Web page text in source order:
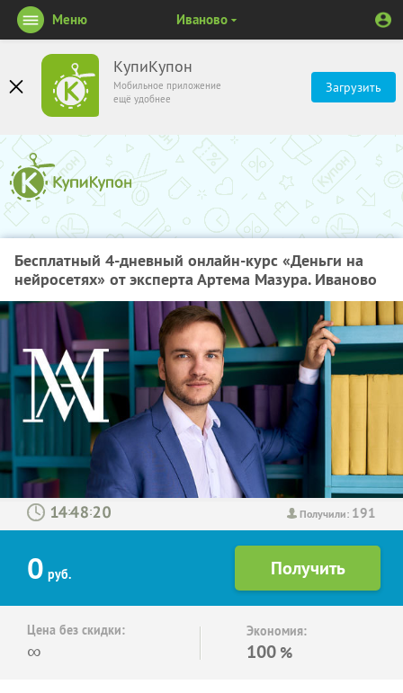
КупиКупон
Мобильное приложение
ещё удобнее
Загрузить
Меню Иваново
Бесплатный 4-дневный онлайн-курс «Деньги на
нейросетях» от эксперта Артема Мазура. Иваново
Получили: 191
: :
0 руб.
Цена без скидки:
∞
Экономия:
100 %